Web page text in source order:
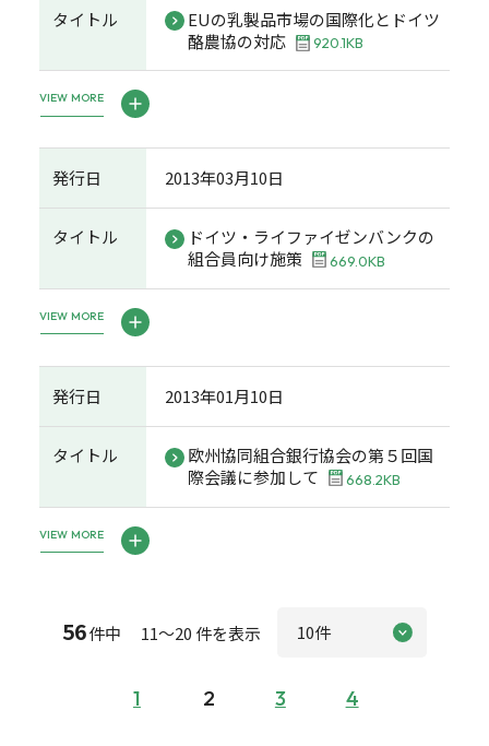
タイトル
EUの乳製品市場の国際化とドイツ
酪農協の対応
920.1KB
VIEW MORE
発行日 2013年03月10日
タイトル
ドイツ・ライファイゼンバンクの
組合員向け施策
669.0KB
VIEW MORE
発行日 2013年01月10日
タイトル
欧州協同組合銀行協会の第５回国
際会議に参加して
668.2KB
VIEW MORE
56件中 11～20 件を表示
1 2 3 4